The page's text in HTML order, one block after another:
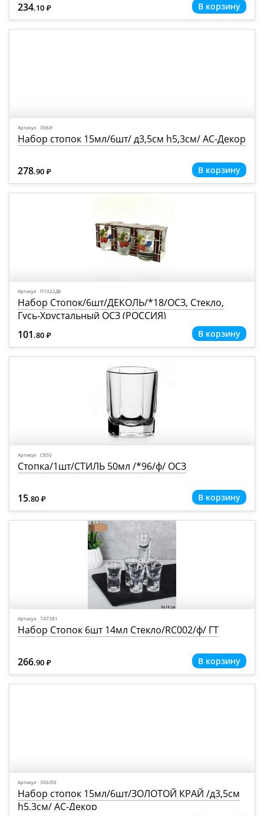
234.10 Р
=
Артикул 306И
Набор стопок 15мл/6шт/ д3,5см h5,3см/ АС-Декор
278.90 Р
=
Артикул П1022ДК
Набор Стопок/6шт/ДЕКОЛЬ/*18/ОСЗ, Стекло,
Гусь-Хрустальный ОСЗ (РОССИЯ)
101.80 Р
=
Артикул С850
Стопка/1шт/СТИЛЬ 50мл /*96/ф/ ОСЗ
15.80 Р
=
Артикул 747381
Набор Стопок 6шт 14мл Стекло/RC002/ф/ ГТ
266.90 Р
=
Артикул 306/00
Набор стопок 15мл/6шт/ЗОЛОТОЙ КРАЙ /д3,5см
h5,3см/ АС-Декор